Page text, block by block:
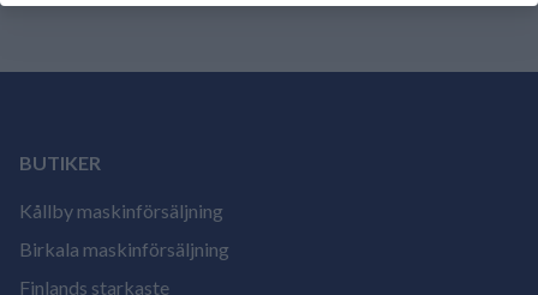
BUTIKER
Kållby maskinförsäljning
Birkala maskinförsäljning
Finlands starkaste